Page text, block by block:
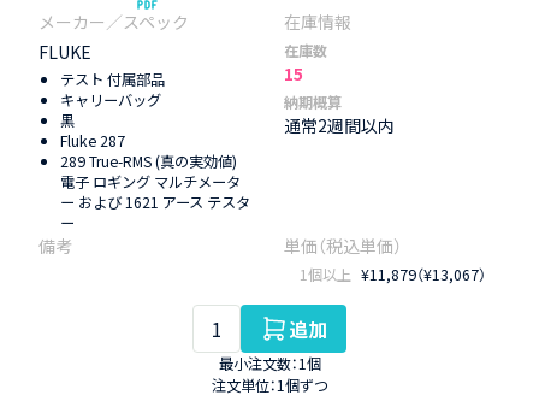
FLUKE
テスト 付属部品
キャリーバッグ
黒
Fluke 287
289 True-RMS (真の実効値)
電子 ロギング マルチメータ
ー および 1621 アース テスタ
ー
在庫数
15
納期概算
通常2週間以内
1個以上 ¥11,879（¥13,067）
追加
最小注文数：1個
注文単位：1個ずつ